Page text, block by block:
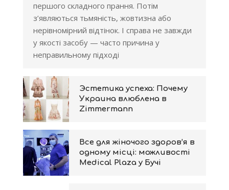
першого складного прання. Потім
з’являються тьмяність, жовтизна або
нерівномірний відтінок. І справа не завжди
у якості засобу — часто причина у
неправильному підході
Эстетика успеха: Почему
Украина влюблена в
Zimmermann
Все для жіночого здоров’я в
одному місці: можливості
Medical Plaza у Бучі